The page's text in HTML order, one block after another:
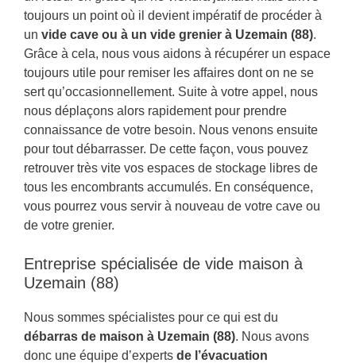
toujours un point où il devient impératif de procéder à
un vide cave ou à un vide grenier à Uzemain (88).
Grâce à cela, nous vous aidons à récupérer un espace
toujours utile pour remiser les affaires dont on ne se
sert qu’occasionnellement. Suite à votre appel, nous
nous déplaçons alors rapidement pour prendre
connaissance de votre besoin. Nous venons ensuite
pour tout débarrasser. De cette façon, vous pouvez
retrouver très vite vos espaces de stockage libres de
tous les encombrants accumulés. En conséquence,
vous pourrez vous servir à nouveau de votre cave ou
de votre grenier.
Entreprise spécialisée de vide maison à
Uzemain (88)
Nous sommes spécialistes pour ce qui est du
débarras de maison à Uzemain (88). Nous avons
donc une équipe d’experts de l’évacuation